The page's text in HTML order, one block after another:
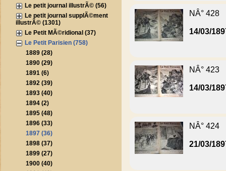
Le petit journal illustrÃ© (56)
Le petit journal supplÃ©ment
illustrÃ© (1301)
Le Petit MÃ©ridional (37)
Le Petit Parisien (758)
1889 (28)
1890 (29)
1891 (6)
1892 (39)
1893 (40)
1894 (2)
1895 (48)
1896 (33)
1897 (36)
1898 (37)
1899 (27)
1900 (40)
NÂ° 428
14/03/
NÂ° 423
14/03/
NÂ° 424
21/03/